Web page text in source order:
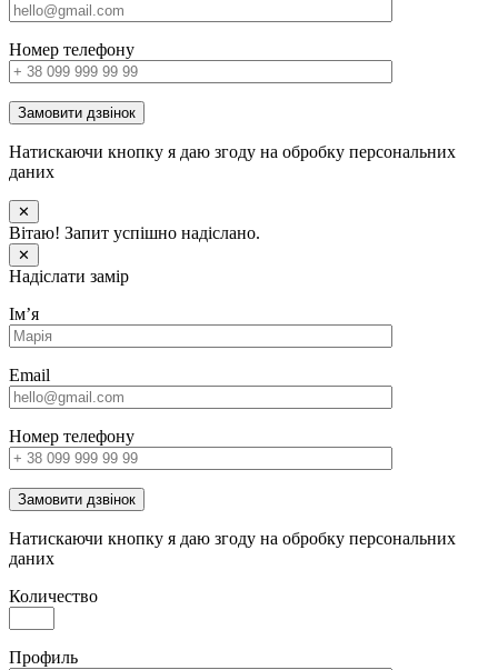
Номер телефону
Замовити дзвінок
Натискаючи кнопку я даю згоду на обробку персональних
даних
✕
Вітаю! Запит успішно надіслано.
✕
Надіслати замір
Імʼя
Email
Номер телефону
Замовити дзвінок
Натискаючи кнопку я даю згоду на обробку персональних
даних
Количество
Профиль